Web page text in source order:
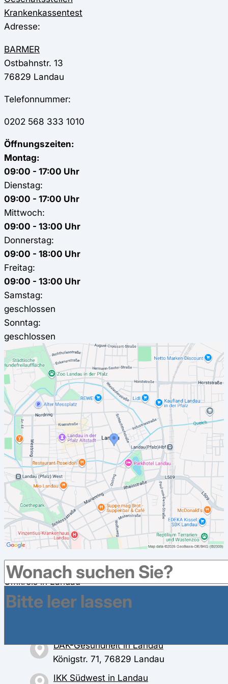
Krankenkassentest
Adresse:
BARMER
Ostbahnstr. 13
76829 Landau
Telefonnummer:
0202 568 333 1010
Öffnungszeiten:
Montag:
09:00 - 17:00 Uhr
Dienstag:
09:00 - 17:00 Uhr
Mittwoch:
09:00 - 13:00 Uhr
Donnerstag:
09:00 - 18:00 Uhr
Freitag:
09:00 - 13:00 Uhr
Samstag:
geschlossen
Sonntag:
geschlossen
Weitere Krankenkassen haben Geschäftsstellen im
Umkreis in Landau
DAK-Gesundheit in Landau
Königstr. 71, 76829 Landau
IKK Südwest in Landau